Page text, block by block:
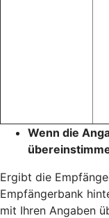
Wenn die
Ergibt die
Empfängerbank
mit Ihren Angaben